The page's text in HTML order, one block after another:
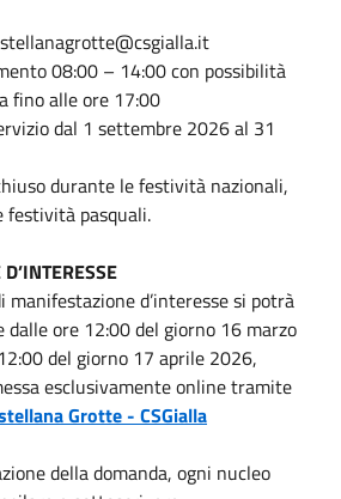
08:00 – 14:00 con possibilità
fino alle ore 17:00
dal 1 settembre 2026 al 31
durante le festività nazionali,
pasquali.
manifestazione d’interesse si potrà
ore 12:00 del giorno 16 marzo
del giorno 17 aprile 2026,
esclusivamente online tramite
Grotte - CSGialla
della domanda, ogni nucleo